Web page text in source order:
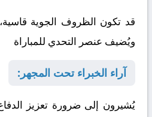
قد تكون الظروف الجوية
ويُضيف عنصر التحدي للمباراة
آراء الخبراء تحت المجهر:
يُشيرون إلى ضرورة تعزيز